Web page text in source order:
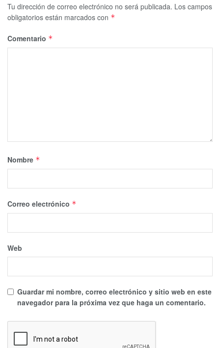
Tu dirección de correo electrónico no será publicada. Los campos
obligatorios están marcados con *
Comentario *
Nombre *
Correo electrónico *
Web
Guardar mi nombre, correo electrónico y sitio web en este
navegador para la próxima vez que haga un comentario.